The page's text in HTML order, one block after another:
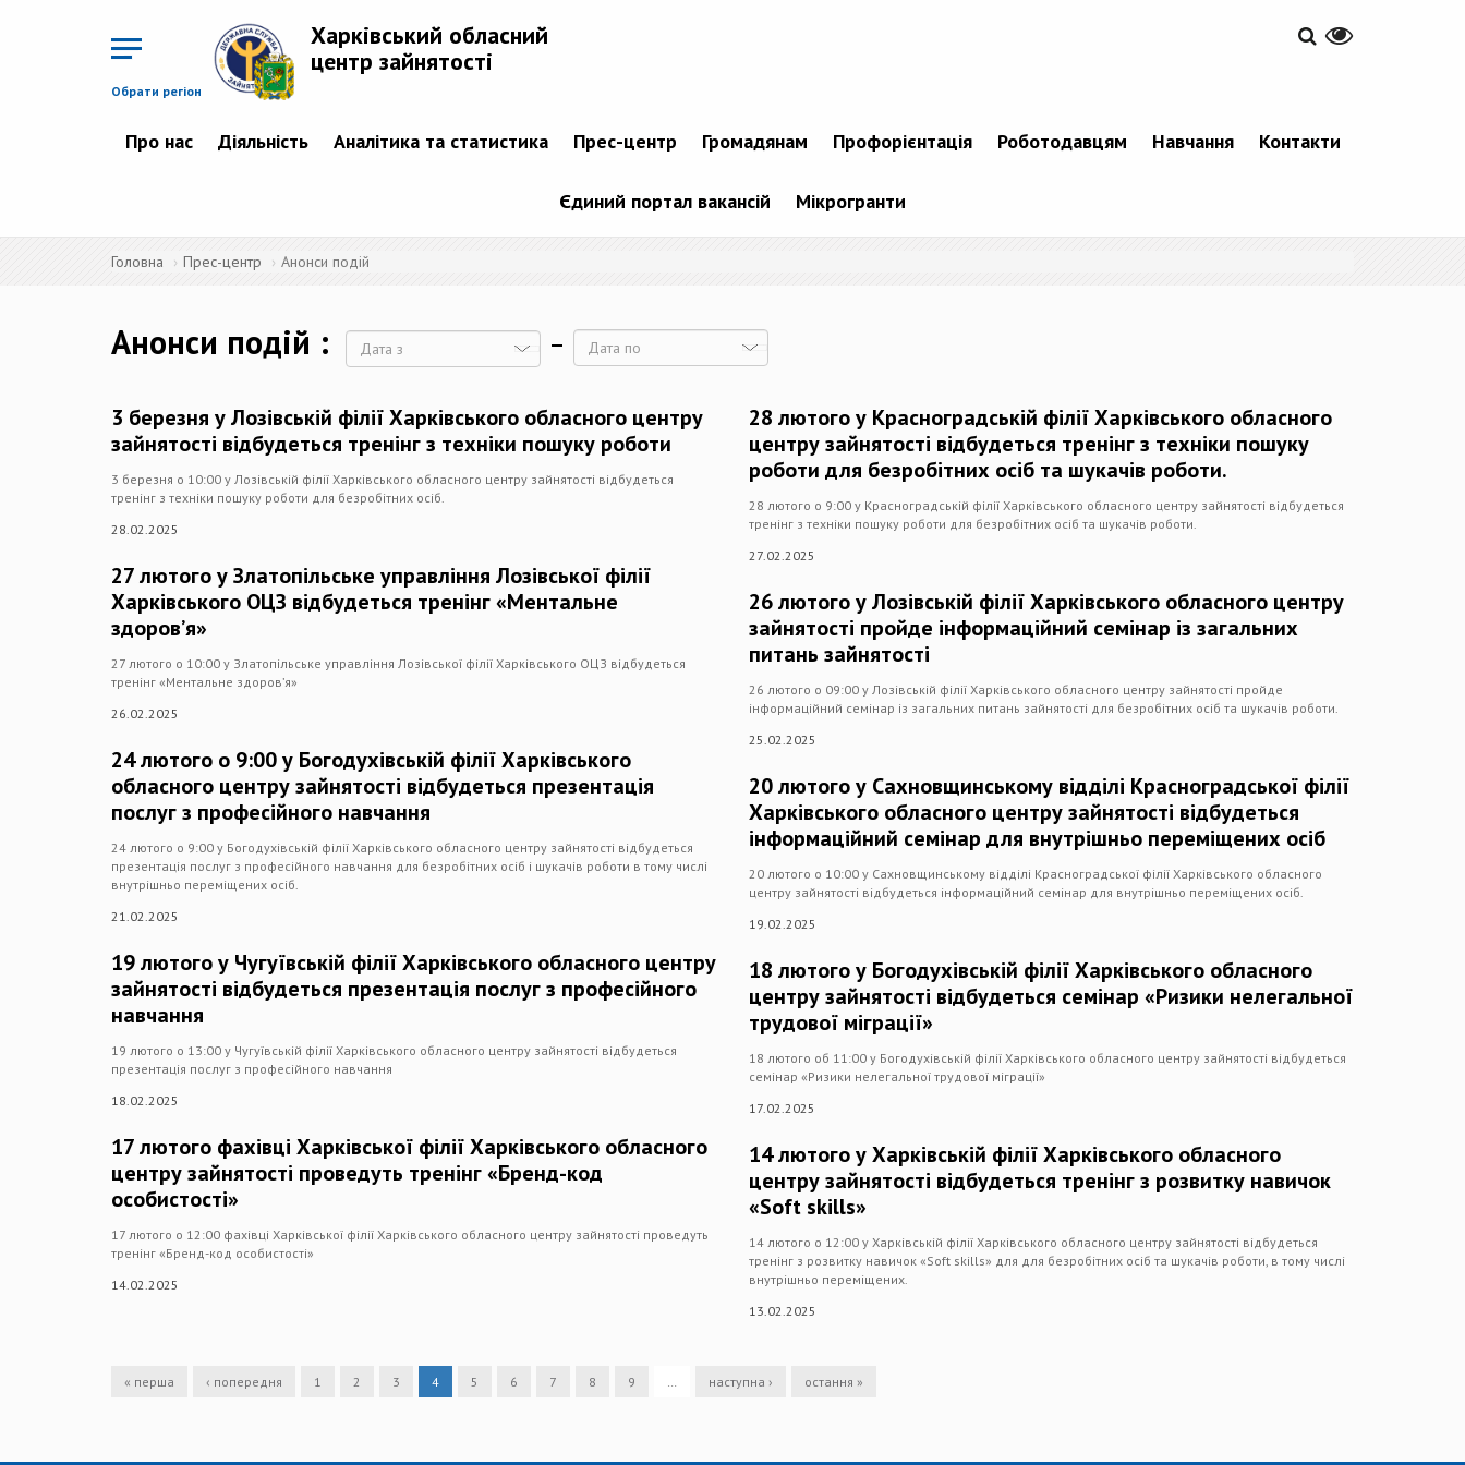
Обрати регіон
Харківський обласний
центр зайнятості
Про нас Діяльність Аналітика та статистика Прес-центр Громадянам Профорієнтація Роботодавцям Навчання Контакти
Єдиний портал вакансій Мікрогранти
Головна Прес-центр Анонси подій
Анонси подій
3 березня у Лозівській філії Харківського обласного центру
зайнятості відбудеться тренінг з техніки пошуку роботи
3 березня о 10:00 у Лозівській філії Харківського обласного центру зайнятості відбудеться
тренінг з техніки пошуку роботи для безробітних осіб.
28.02.2025
27 лютого у Златопільське управління Лозівської філії
Харківського ОЦЗ відбудеться тренінг «Ментальне
здоров’я»
27 лютого о 10:00 у Златопільське управління Лозівської філії Харківського ОЦЗ відбудеться
тренінг «Ментальне здоров’я»
26.02.2025
24 лютого о 9:00 у Богодухівській філії Харківського
обласного центру зайнятості відбудеться презентація
послуг з професійного навчання
24 лютого о 9:00 у Богодухівській філії Харківського обласного центру зайнятості відбудеться
презентація послуг з професійного навчання для безробітних осіб і шукачів роботи в тому числі
внутрішньо переміщених осіб.
21.02.2025
19 лютого у Чугуївській філії Харківського обласного центру
зайнятості відбудеться презентація послуг з професійного
навчання
19 лютого о 13:00 у Чугуївській філії Харківського обласного центру зайнятості відбудеться
презентація послуг з професійного навчання
18.02.2025
17 лютого фахівці Харківської філії Харківського обласного
центру зайнятості проведуть тренінг «Бренд-код
особистості»
17 лютого о 12:00 фахівці Харківської філії Харківського обласного центру зайнятості проведуть
тренінг «Бренд-код особистості»
14.02.2025
28 лютого у Красноградській філії Харківського обласного
центру зайнятості відбудеться тренінг з техніки пошуку
роботи для безробітних осіб та шукачів роботи.
28 лютого о 9:00 у Красноградській філії Харківського обласного центру зайнятості відбудеться
тренінг з техніки пошуку роботи для безробітних осіб та шукачів роботи.
27.02.2025
26 лютого у Лозівській філії Харківського обласного центру
зайнятості пройде інформаційний семінар із загальних
питань зайнятості
26 лютого о 09:00 у Лозівській філії Харківського обласного центру зайнятості пройде
інформаційний семінар із загальних питань зайнятості для безробітних осіб та шукачів роботи.
25.02.2025
20 лютого у Сахновщинському відділі Красноградської філії
Харківського обласного центру зайнятості відбудеться
інформаційний семінар для внутрішньо переміщених осіб
20 лютого о 10:00 у Сахновщинському відділі Красноградської філії Харківського обласного
центру зайнятості відбудеться інформаційний семінар для внутрішньо переміщених осіб.
19.02.2025
18 лютого у Богодухівській філії Харківського обласного
центру зайнятості відбудеться семінар «Ризики нелегальної
трудової міграції»
18 лютого об 11:00 у Богодухівській філії Харківського обласного центру зайнятості відбудеться
семінар «Ризики нелегальної трудової міграції»
17.02.2025
14 лютого у Харківській філії Харківського обласного
центру зайнятості відбудеться тренінг з розвитку навичок
«Soft skills»
14 лютого о 12:00 у Харківській філії Харківського обласного центру зайнятості відбудеться
тренінг з розвитку навичок «Soft skills» для для безробітних осіб та шукачів роботи, в тому числі
внутрішньо переміщених.
13.02.2025
« перша ‹ попередня 1 2 3 4 5 6 7 8 9 … наступна › остання »